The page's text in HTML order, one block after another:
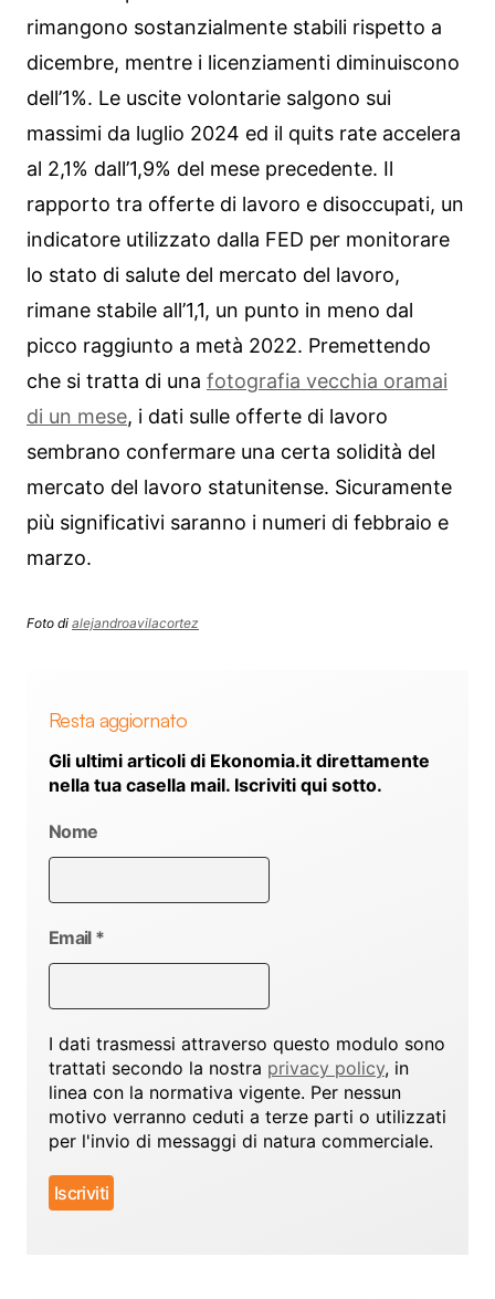
rimangono sostanzialmente stabili rispetto a
dicembre, mentre i licenziamenti diminuiscono
dell’1%. Le uscite volontarie salgono sui
massimi da luglio 2024 ed il quits rate accelera
al 2,1% dall’1,9% del mese precedente. Il
rapporto tra offerte di lavoro e disoccupati, un
indicatore utilizzato dalla FED per monitorare
lo stato di salute del mercato del lavoro,
rimane stabile all’1,1, un punto in meno dal
picco raggiunto a metà 2022. Premettendo
che si tratta di una fotografia vecchia oramai
di un mese, i dati sulle offerte di lavoro
sembrano confermare una certa solidità del
mercato del lavoro statunitense. Sicuramente
più significativi saranno i numeri di febbraio e
marzo.
Foto di alejandroavilacortez
Resta aggiornato
Gli ultimi articoli di Ekonomia.it direttamente
nella tua casella mail. Iscriviti qui sotto.
Nome
Email *
I dati trasmessi attraverso questo modulo sono
trattati secondo la nostra privacy policy, in
linea con la normativa vigente. Per nessun
motivo verranno ceduti a terze parti o utilizzati
per l'invio di messaggi di natura commerciale.